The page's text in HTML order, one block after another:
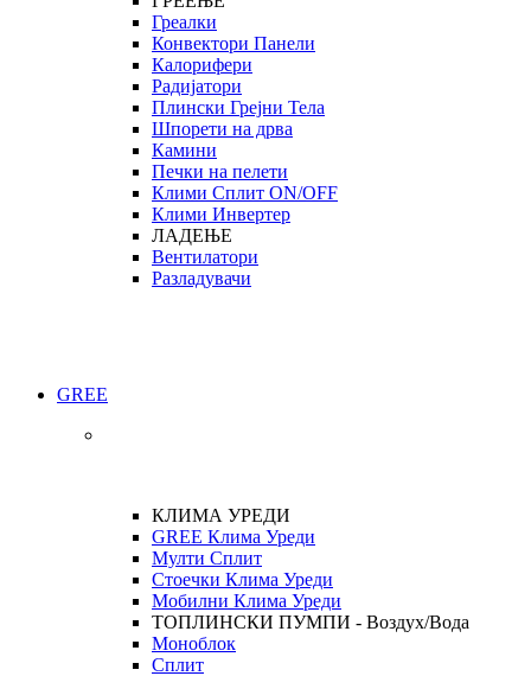
Греалки
Конвектори Панели
Калорифери
Радијатори
Плински Грејни Тела
Шпорети на дрва
Камини
Печки на пелети
Клими Сплит ON/OFF
Клими Инвертер
ЛАДЕЊЕ
Вентилатори
Разладувачи
GREE
КЛИМА УРЕДИ
GREE Клима Уреди
Мулти Сплит
Стоечки Клима Уреди
Мобилни Клима Уреди
ТОПЛИНСКИ ПУМПИ - Воздух/Вода
Моноблок
Сплит